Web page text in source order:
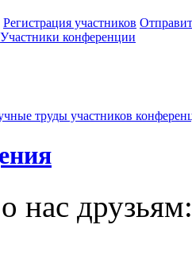
Регистрация участников
Участники конференции
труды участников
нас друзьям: